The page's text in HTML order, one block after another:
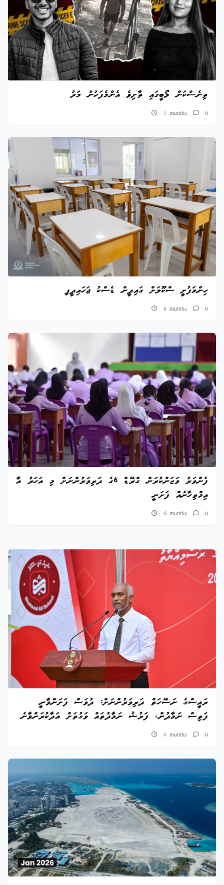
ތިނެސްކަން ލޯބީގައި ތާށިވެ އެންމެފަހުން މަރު
1 months 0
ހިންމަފުށީ ސްކޫލަށް ގައިދީން ޑެސްކު ޖަހައިދީފި
6 months 0
ފެންވަރު ވަޒަންކުރަން ގްރޭޑް 6ގެ ދަރިވަރުންނަށް މި އަހަރު އާ
އިމްތިހާނެއް ފަށަނީ
6 months 0
ރައީސްގެ ނަސޭހަތް ދަރިވަރުންނަށް: ދުވަސް ފަށަންވާނީ
ފަތިސް ނަމާދުން، ފަރުޟު ނަމާދުތައް ވަގުތަށް އަދާކުރަންވާނެ
6 months 0